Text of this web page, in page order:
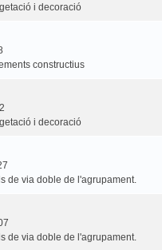
i decoració
constructius
i decoració
de via doble de l'agrupament.
de via doble de l'agrupament.